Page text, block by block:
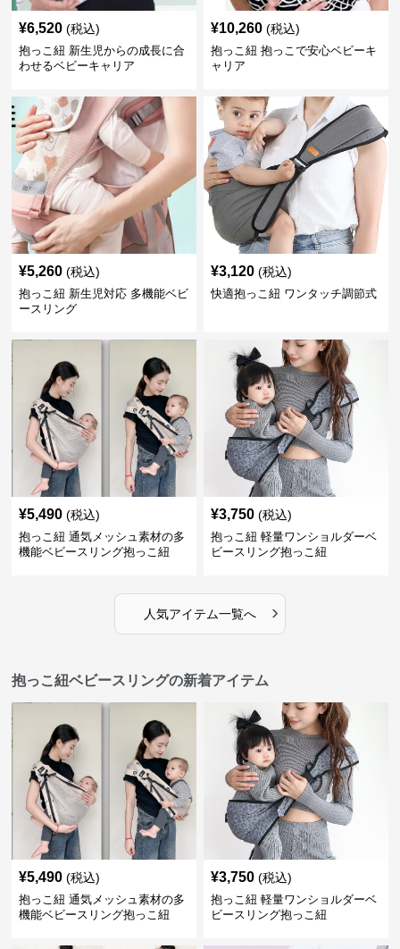
¥6,520 (税込)
抱っこ紐 新生児からの成長に合
わせるベビーキャリア
¥10,260 (税込)
抱っこ紐 抱っこで安心ベビーキ
ャリア
¥5,260 (税込)
抱っこ紐 新生児対応 多機能ベビ
ースリング
¥3,120 (税込)
快適抱っこ紐 ワンタッチ調節式
¥5,490 (税込)
抱っこ紐 通気メッシュ素材の多
機能ベビースリング抱っこ紐
¥3,750 (税込)
抱っこ紐 軽量ワンショルダーベ
ビースリング抱っこ紐
人気アイテム一覧へ ›
抱っこ紐ベビースリングの新着アイテム
¥5,490 (税込)
抱っこ紐 通気メッシュ素材の多
機能ベビースリング抱っこ紐
¥3,750 (税込)
抱っこ紐 軽量ワンショルダーベ
ビースリング抱っこ紐